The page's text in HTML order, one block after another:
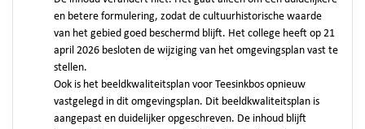
en betere formulering, zodat de cultuurhistorische waarde
van het gebied goed beschermd blijft. Het college heeft op 21
april 2026 besloten de wijziging van het omgevingsplan vast te
stellen.
Ook is het beeldkwaliteitsplan voor Teesinkbos opnieuw
vastgelegd in dit omgevingsplan. Dit beeldkwaliteitsplan is
aangepast en duidelijker opgeschreven. De inhoud blijft